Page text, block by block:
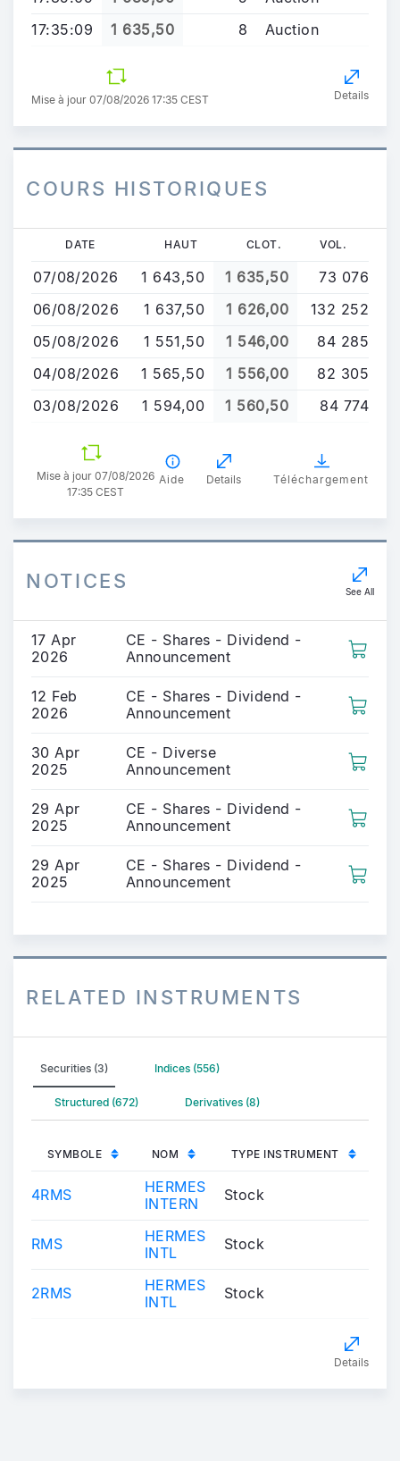
17:35:09
1 635,50 8 Auction
Mise à jour 07/08/2026 17:35 CEST Details
COURS HISTORIQUES
contenu
principal
DATE HAUT CLOT. VOL.
07/08/2026 1 643,50 1 635,50
73 076
06/08/2026
1 637,50 1 626,00
132 252
05/08/2026
1 551,50 1 546,00
84 285
04/08/2026
1 565,50 1 556,00
82 305
03/08/2026
1 594,00 1 560,50 84 774
Mise à jour 07/08/2026
17:35 CEST
Aide Details Téléchargement
NOTICES See All
17 Apr
2026
CE - Shares - Dividend -
Announcement
12 Feb
2026
CE - Shares - Dividend -
Announcement
30 Apr
2025
CE - Diverse
Announcement
29 Apr
2025
CE - Shares - Dividend -
Announcement
29 Apr
2025
CE - Shares - Dividend -
Announcement
RELATED INSTRUMENTS
Securities (3) Indices (556)
Structured (672) Derivatives (8)
SYMBOLE NOM TYPE INSTRUMENT
4RMS
HERMES
INTERN
Stock
RMS
HERMES
INTL
Stock
2RMS
HERMES
INTL
Stock
Details